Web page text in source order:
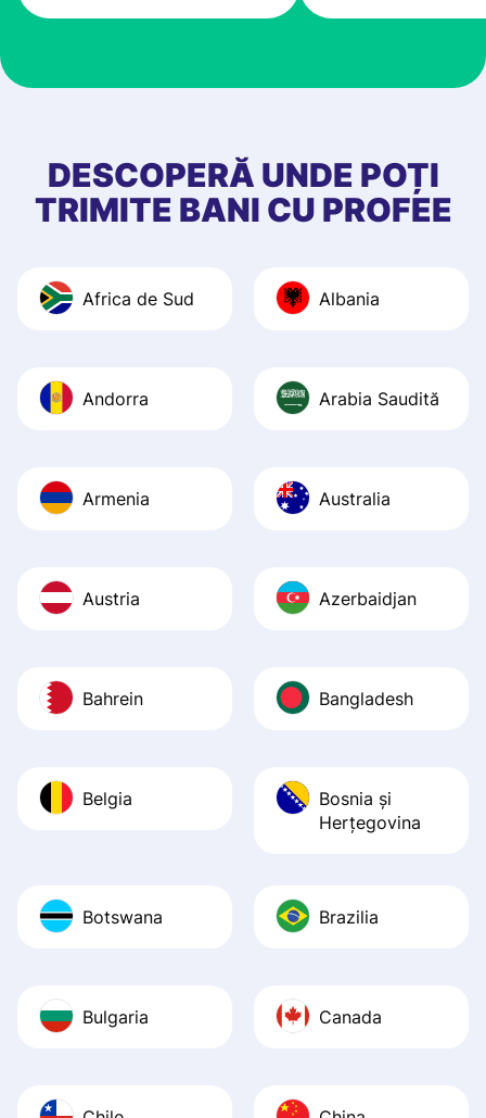
at Profee is very
first started
app, and they
quick to provide
DESCOPERĂ UNDE POȚI
TRIMITE BANI CU PROFEE
Africa de Sud Albania
Andorra Arabia Saudită
Armenia Australia
Austria Azerbaidjan
Bahrein Bangladesh
Belgia
Bosnia şi
Herţegovina
Botswana Brazilia
Bulgaria Canada